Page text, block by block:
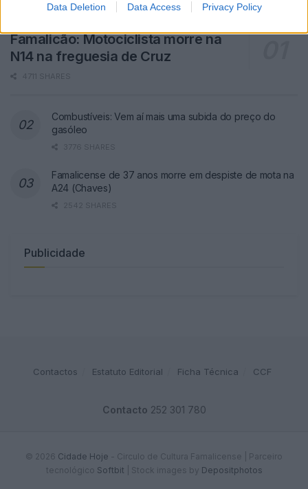
Data Deletion Data Access Privacy Policy
Famalicão: Motociclista morre na
N14 na freguesia de Cruz
4711 SHARES
Combustíveis: Vem aí mais uma subida do preço do
gasóleo
3776 SHARES
Famalicense de 37 anos morre em despiste de mota na
A24 (Chaves)
2542 SHARES
Publicidade
Contactos Estatuto Editorial Ficha Técnica CCF
Contacto 252 301 780
© 2026 Cidade Hoje - Circulo de Cultura Famalicense | Parceiro
tecnológico Softbit Stock images by Depositphotos